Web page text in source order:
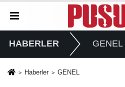
HABERLER GENEL
Haberler GENEL